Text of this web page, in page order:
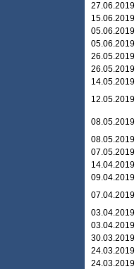
27.06.2019
15.06.2019
05.06.2019
05.06.2019
26.05.2019
26.05.2019
14.05.2019
12.05.2019
08.05.2019
08.05.2019
07.05.2019
14.04.2019
09.04.2019
07.04.2019
03.04.2019
03.04.2019
30.03.2019
24.03.2019
24.03.2019